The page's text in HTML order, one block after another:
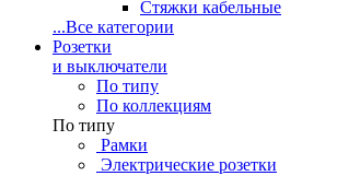
Стяжки кабельные
...Все категории
Розетки
и выключатели
По типу
По коллекциям
По типу
Рамки
Электрические розетки